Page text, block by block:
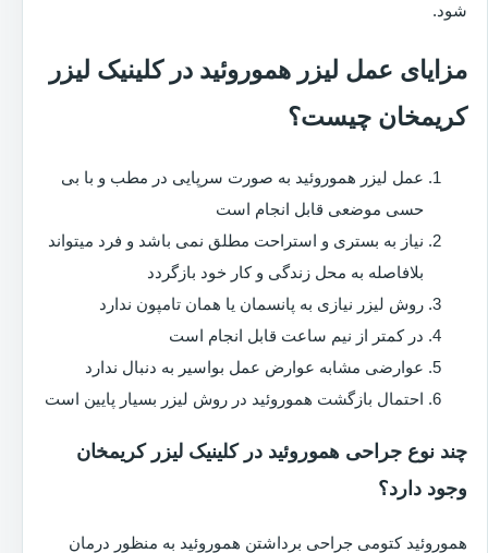
شود.
مزایای عمل لیزر هموروئید در کلینیک لیزر
کریمخان چیست؟
عمل لیزر هموروئید به صورت سرپایی در مطب و با بی
حسی موضعی قابل انجام است
نیاز به بستری و استراحت مطلق نمی باشد و فرد میتواند
بلافاصله به محل زندگی و کار خود بازگردد
روش لیزر نیازی به پانسمان یا همان تامپون ندارد
در کمتر از نیم ساعت قابل انجام است
عوارضی مشابه عوارض عمل بواسیر به دنبال ندارد
احتمال بازگشت هموروئید در روش لیزر بسیار پایین است
چند نوع جراحی هموروئید در کلینیک لیزر کریمخان
وجود دارد؟
هموروئید کتومی جراحی برداشتن هموروئید به منظور درمان